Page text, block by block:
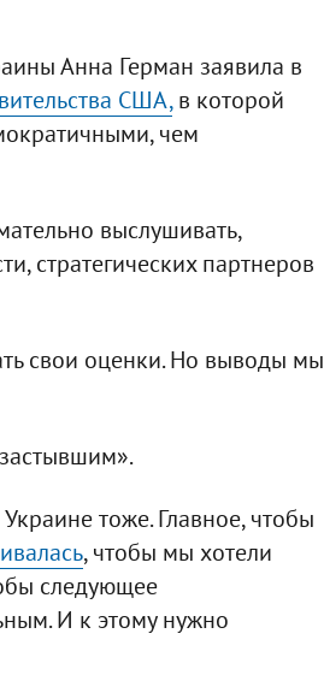
Анна Герман заявила в
США,в которой
чем
выслушивать,
стратегических партнеров
свои оценки. Но выводы мы
тоже. Главное, чтобы
, чтобы мы хотели
следующее
И к этому нужно